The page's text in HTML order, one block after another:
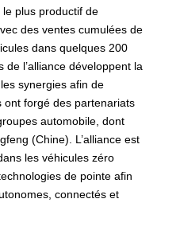
plus productif de
des ventes cumulées de
dans quelques 200
l’alliance développent la
synergies afin de
ont forgé des partenariats
automobile, dont
(Chine). L’alliance est
les véhicules zéro
de pointe afin
connectés et